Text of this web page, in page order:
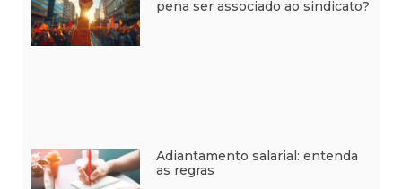
pena ser associado ao sindicato?
Adiantamento salarial: entenda
as regras